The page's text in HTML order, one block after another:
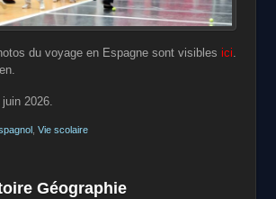
du voyage en Espagne sont visiblesici.
2026.
, Vie scolaire
Géographie